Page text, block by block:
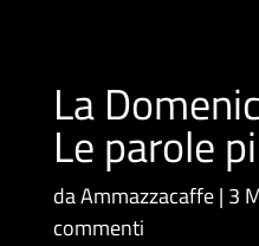
La
Le parole
daAmmazzacaffe 3
commenti